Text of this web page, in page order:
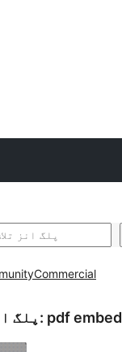
Commercial
پلگ ان ٹیگ: pdf embed